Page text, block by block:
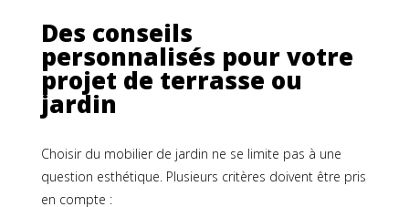
Des conseils
personnalisés pour votre
projet de terrasse ou
jardin
Choisir du mobilier de jardin ne se limite pas à une
question esthétique. Plusieurs critères doivent être pris
en compte :